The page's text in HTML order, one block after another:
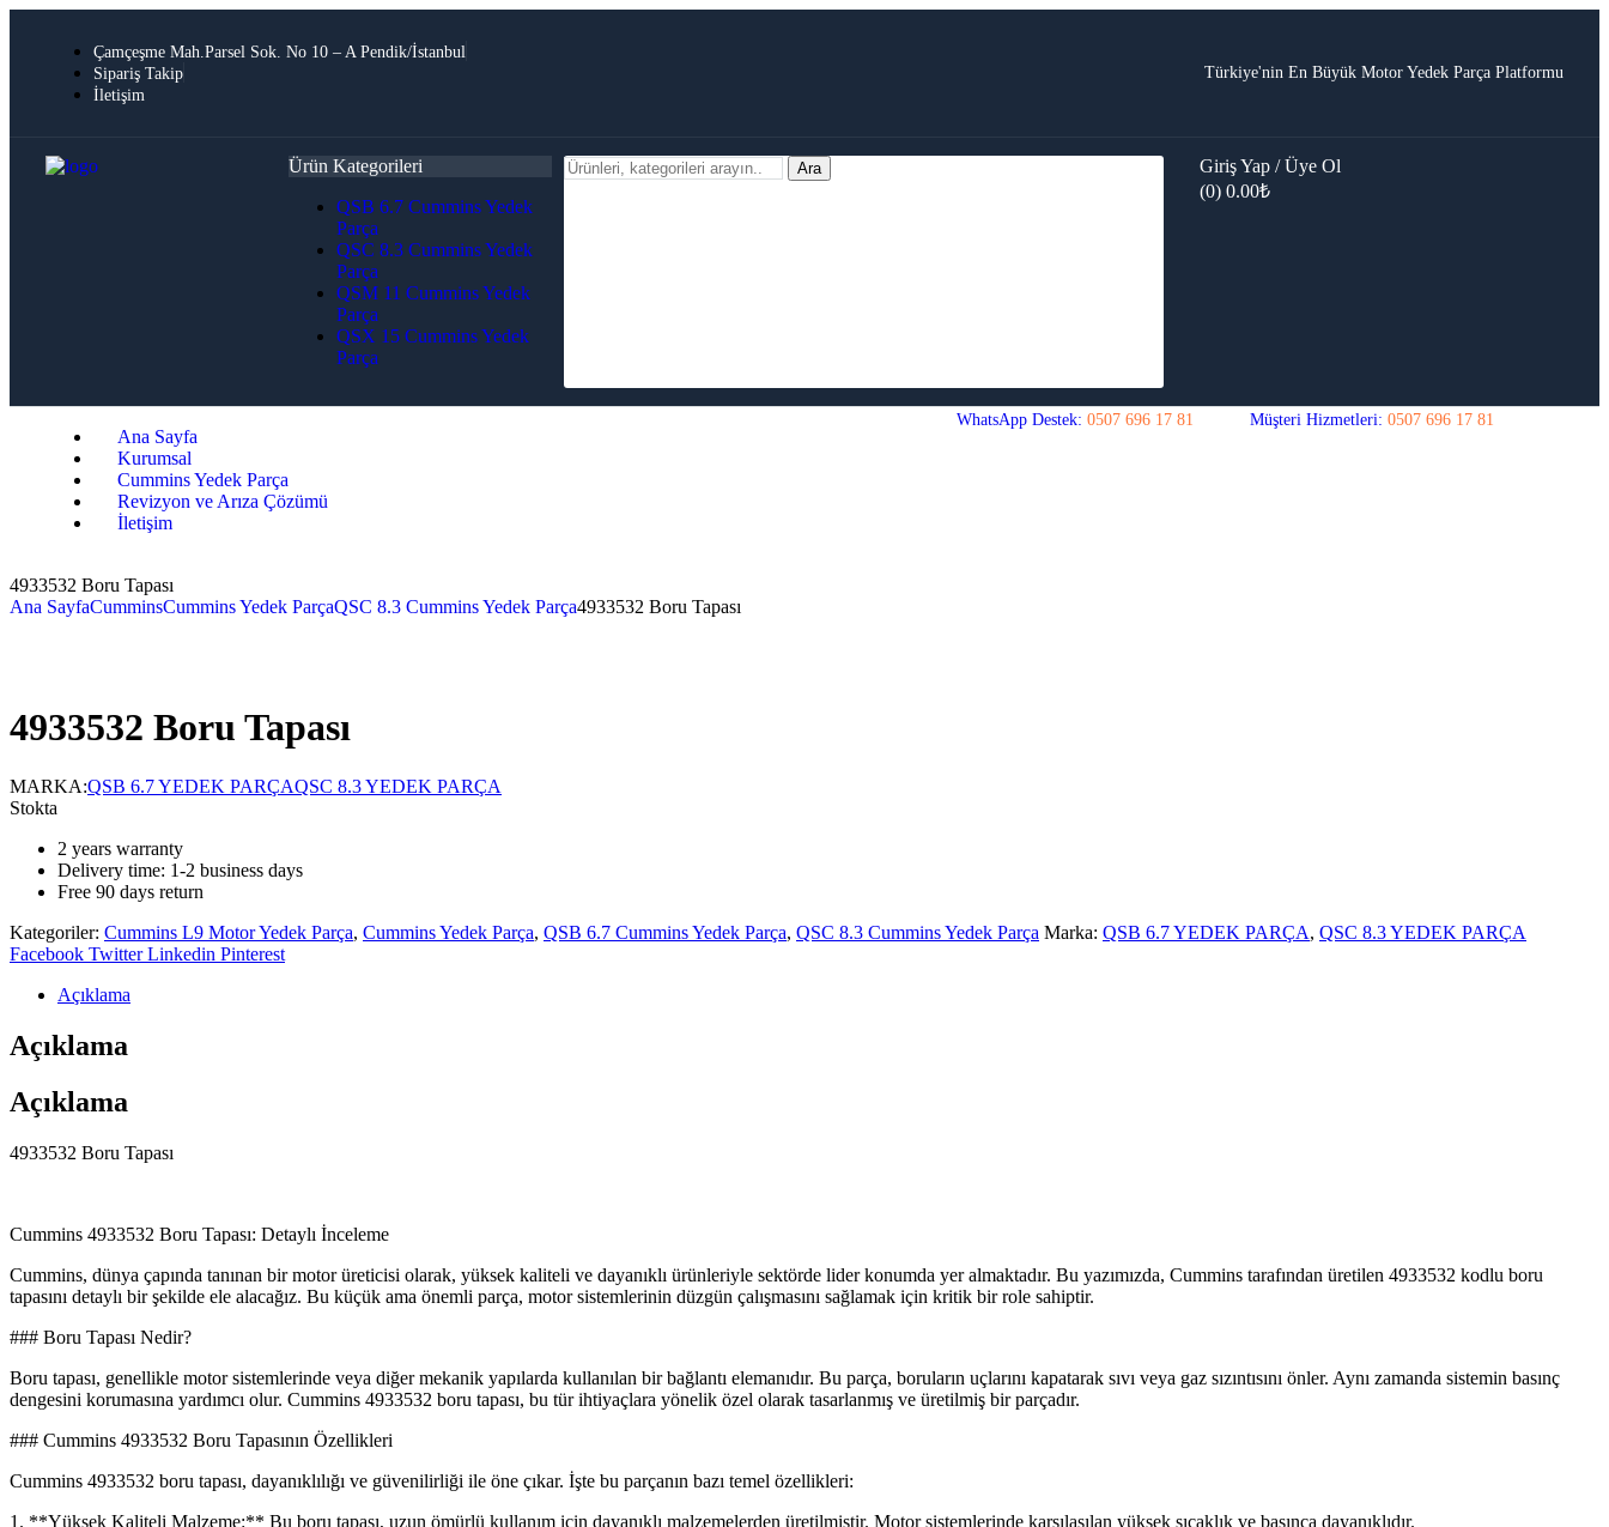
Çamçeşme Mah.Parsel Sok. No 10 – A Pendik/İstanbul
Sipariş Takip
İletişim
Türkiye'nin En Büyük Motor Yedek Parça Platformu
Ürün Kategorileri
QSB 6.7 Cummins Yedek
Parça
QSC 8.3 Cummins Yedek
Parça
QSM 11 Cummins Yedek
Parça
QSX 15 Cummins Yedek
Parça
Ara
Giriş Yap / Üye Ol
(0) 0.00₺
Ana Sayfa
Kurumsal
Cummins Yedek Parça
Revizyon ve Arıza Çözümü
İletişim
WhatsApp Destek: 0507 696 17 81 Müşteri Hizmetleri: 0507 696 17 81
4933532 Boru Tapası
Ana SayfaCumminsCummins Yedek ParçaQSC 8.3 Cummins Yedek Parça4933532 Boru Tapası
4933532 Boru Tapası
MARKA:QSB 6.7 YEDEK PARÇAQSC 8.3 YEDEK PARÇA
Stokta
2 years warranty
Delivery time: 1-2 business days
Free 90 days return
Kategoriler: Cummins L9 Motor Yedek Parça, Cummins Yedek Parça, QSB 6.7 Cummins Yedek Parça, QSC 8.3 Cummins Yedek Parça Marka: QSB 6.7 YEDEK PARÇA, QSC 8.3 YEDEK PARÇA
Facebook Twitter Linkedin Pinterest
Açıklama
Açıklama
Açıklama
4933532 Boru Tapası
Cummins 4933532 Boru Tapası: Detaylı İnceleme
Cummins, dünya çapında tanınan bir motor üreticisi olarak, yüksek kaliteli ve dayanıklı ürünleriyle sektörde lider konumda yer almaktadır. Bu yazımızda, Cummins tarafından üretilen 4933532 kodlu boru
tapasını detaylı bir şekilde ele alacağız. Bu küçük ama önemli parça, motor sistemlerinin düzgün çalışmasını sağlamak için kritik bir role sahiptir.
### Boru Tapası Nedir?
Boru tapası, genellikle motor sistemlerinde veya diğer mekanik yapılarda kullanılan bir bağlantı elemanıdır. Bu parça, boruların uçlarını kapatarak sıvı veya gaz sızıntısını önler. Aynı zamanda sistemin basınç
dengesini korumasına yardımcı olur. Cummins 4933532 boru tapası, bu tür ihtiyaçlara yönelik özel olarak tasarlanmış ve üretilmiş bir parçadır.
### Cummins 4933532 Boru Tapasının Özellikleri
Cummins 4933532 boru tapası, dayanıklılığı ve güvenilirliği ile öne çıkar. İşte bu parçanın bazı temel özellikleri:
1. **Yüksek Kaliteli Malzeme:** Bu boru tapası, uzun ömürlü kullanım için dayanıklı malzemelerden üretilmiştir. Motor sistemlerinde karşılaşılan yüksek sıcaklık ve basınca dayanıklıdır.